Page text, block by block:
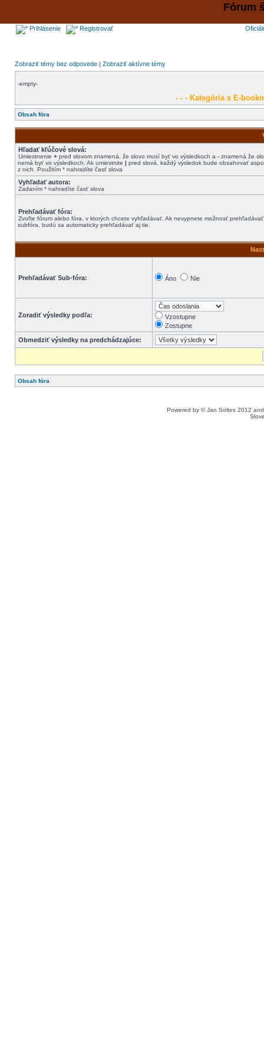
Fórum
Prihlásenie Registrovať
Zobraziť témy bez odpovede | Zobraziť aktívne témy
-empty-
- - - Kategória s E-
Obsah fóra
Hľadať kľúčové slová:
Umiestnenie + pred slovom znamená, že slovo musí byť vo výsledkoch a - znamená že
nemá byť vo výsledkoch. Ak umiestnite | pred slová, každý výsledok bude obsahovať
z nich. Použitím * nahradíte časť slova
Vyhľadať autora:
Zadaním * nahradíte časť slova
Prehľadávať fóra:
Zvoľte fórum alebo fóra, v ktorých chcete vyhľadávať. Ak nevypnete možnosť prehľadávať
subfóra, budú sa automaticky prehľadávať aj tie.
Prehľadávať Sub-fóra: Áno Nie
Zoradiť výsledky podľa:
Vzostupne
Zostupne
Obmedziť výsledky na predchádzajúce:
Obsah fóra
Powered by © Jan Soltes 2012